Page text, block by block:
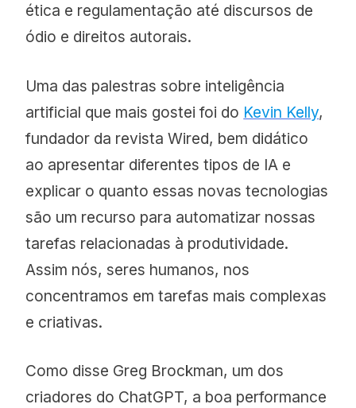
ética e regulamentação até discursos de
ódio e direitos autorais.
Uma das palestras sobre inteligência
artificial que mais gostei foi do Kevin Kelly,
fundador da revista Wired, bem didático
ao apresentar diferentes tipos de IA e
explicar o quanto essas novas tecnologias
são um recurso para automatizar nossas
tarefas relacionadas à produtividade.
Assim nós, seres humanos, nos
concentramos em tarefas mais complexas
e criativas.
Como disse Greg Brockman, um dos
criadores do ChatGPT, a boa performance